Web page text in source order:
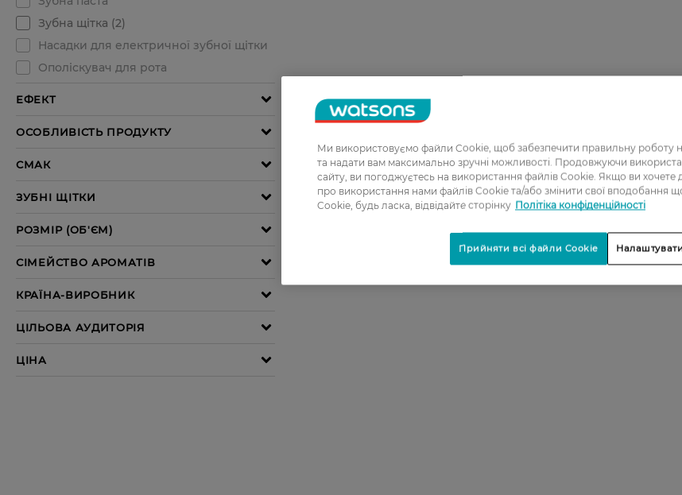
Ми використовуємо файли Cookie, щоб забезпечити правильну роботу
та надати вам максимально зручні можливості. Продовжуючи
сайту, ви погоджуєтесь на використання файлів Cookie. Якщо ви хочете
про використання нами файлів Cookie та/або змінити свої вподобання
Cookie, будь ласка, відвідайте сторінку Політіка конфіденційності
Прийняти всі файли Cookie